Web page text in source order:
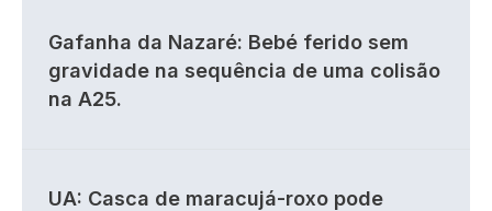
Gafanha da Nazaré: Bebé ferido sem
gravidade na sequência de uma colisão
na A25.
UA: Casca de maracujá-roxo pode